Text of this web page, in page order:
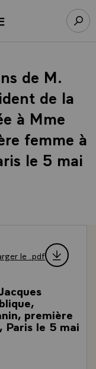
Élysée
de M.
de la
à Mme
femme à
le 5 mai
le .pdf
première
Paris le 5 mai